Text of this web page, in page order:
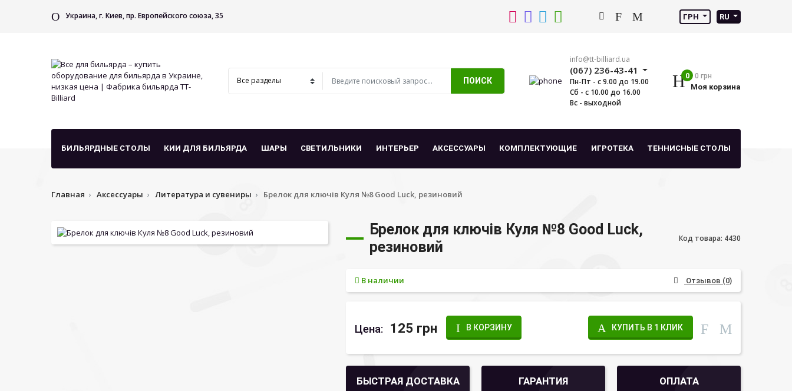
Украина, г. Киев, пр. Европейского союза, 35 ГРН RU
ПОИСК
info@tt-billiard.ua
(067) 236-43-41
Пн-Пт - с 9.00 до 19.00
Сб - с 10.00 до 16.00
Вс - выходной
0 0 грн
Моя корзина
БИЛЬЯРДНЫЕ СТОЛЫ КИИ ДЛЯ БИЛЬЯРДА ШАРЫ СВЕТИЛЬНИКИ ИНТЕРЬЕР АКСЕССУАРЫ КОМПЛЕКТУЮЩИЕ ИГРОТЕКА ТЕННИСНЫЕ СТОЛЫ
Главная Аксессуары Литература и сувениры Брелок для ключів Куля №8 Good Luck, резиновий
Брелок для ключів Куля №8 Good Luck,
резиновий
Код товара: 4430
В наличии Отзывов (0)
Цена: 125 грн В КОРЗИНУ КУПИТЬ В 1 КЛИК
БЫСТРАЯ ДОСТАВКА ГАРАНТИЯ ОПЛАТА